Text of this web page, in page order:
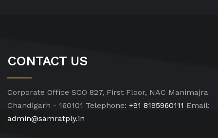
CONTACT US
Corporate Office SCO 827, First Floor, NAC Manimajra
Chandigarh - 160101 Telephone: +91 8195960111 Email:
admin@samratply.in